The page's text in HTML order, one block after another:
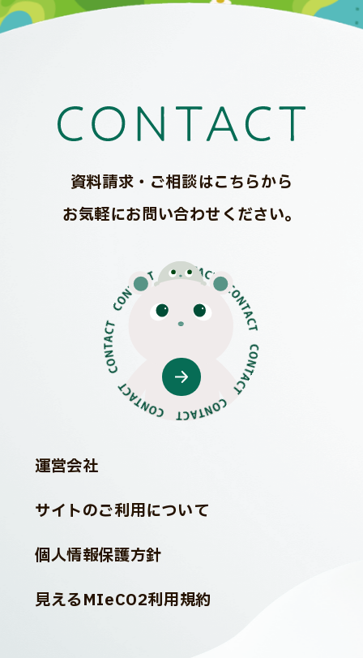
資料請求・ご相談はこちらから
お気軽にお問い合わせください。
運営会社
サイトのご利用について
個人情報保護方針
見えるMIeCO2利用規約